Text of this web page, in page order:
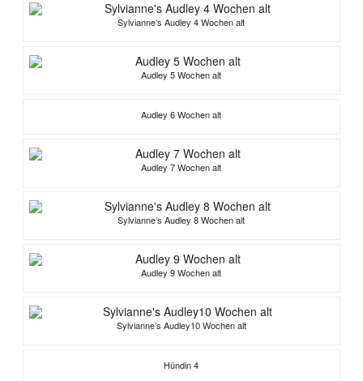
Sylvianne’s Audley 4 Wochen alt
Audley 5 Wochen alt
Audley 6 Wochen alt
Audley 7 Wochen alt
Sylvianne’s Audley 8 Wochen alt
Audley 9 Wochen alt
Sylvianne’s Audley10 Wochen alt
Hündin 4